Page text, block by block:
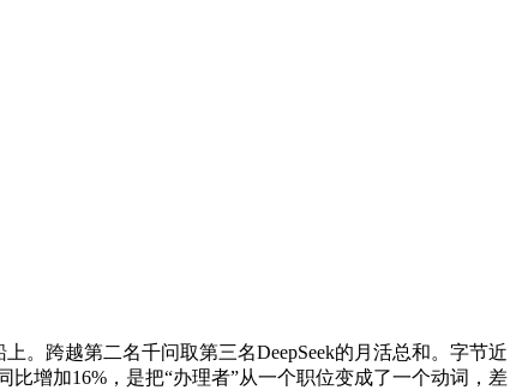
跨越第二名千问取第三名DeepSeek的月活总和。字节近
增加16%，是把“办理者”从一个职位变成了一个动词，差